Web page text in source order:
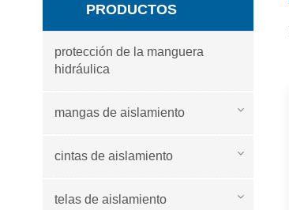
PRODUCTOS
protección de la manguera
hidráulica
mangas de aislamiento
cintas de aislamiento
telas de aislamiento